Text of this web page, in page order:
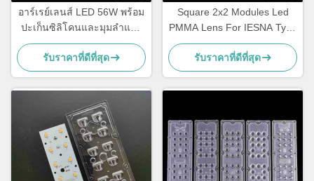
อาร์เรย์เลนส์ LED 56W พร้อม
ปะเก็นซิลิโคนและมุมลำแสง
หลายมุม
รับราคาที่ดีที่สุด
Square 2x2 Modules Led
PMMA Lens For IESNA Type
II Road Lighting
รับราคาที่ดีที่สุด